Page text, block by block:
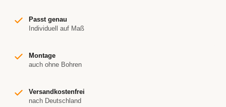
Passt genau
Individuell auf Maß
Montage
auch ohne Bohren
Versandkostenfrei
nach Deutschland